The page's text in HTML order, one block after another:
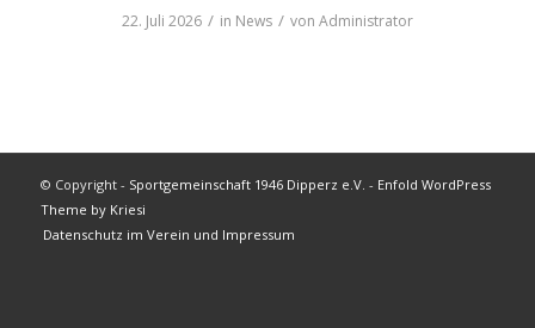
22. Juli 2026 / in News / von Administrator
© Copyright - Sportgemeinschaft 1946 Dipperz e.V. - Enfold WordPress
Theme by Kriesi
Datenschutz im Verein und Impressum